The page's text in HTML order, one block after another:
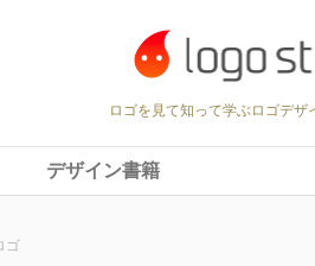
ロゴを見て知って学ぶロゴデザ
デザイン書籍
ゴ